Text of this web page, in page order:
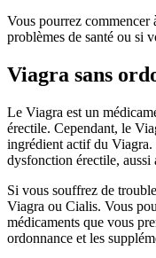
Vous pourrez commencer
problèmes de santé ou si
Viagra sans
Le Viagra est un
érectile. Cependant, le
ingrédient actif du
dysfonction érectile, aussi
Si vous souffrez de
Viagra ou Cialis. Vous
médicaments que vous
ordonnance et les